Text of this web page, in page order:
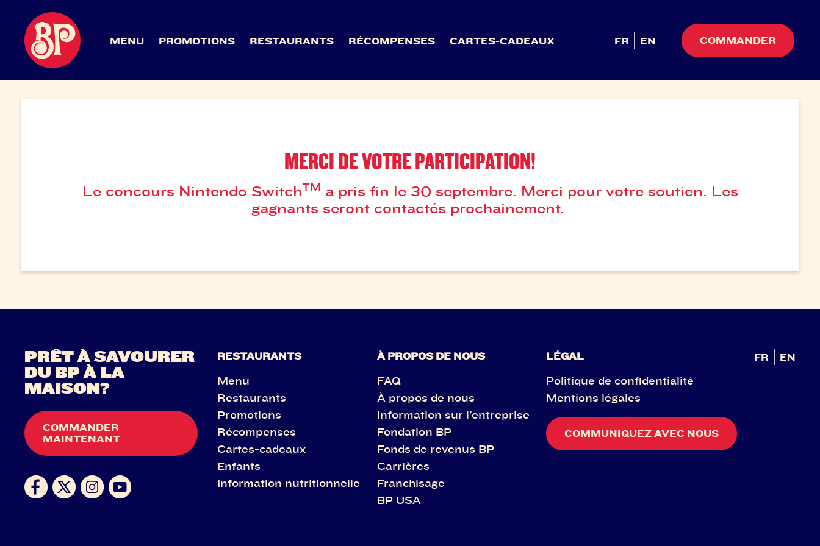
MENU PROMOTIONS RESTAURANTS RÉCOMPENSES CARTES-CADEAUX FR EN COMMANDER
MERCI DE VOTRE PARTICIPATION!
Le concours Nintendo SwitchTM a pris fin le 30 septembre. Merci pour votre soutien. Les
gagnants seront contactés prochainement.
PRÊT À SAVOURER
DU BP À LA
MAISON?
COMMANDER
MAINTENANT
RESTAURANTS
Menu
Restaurants
Promotions
Récompenses
Cartes-cadeaux
Enfants
Information nutritionnelle
À PROPOS DE NOUS
FAQ
À propos de nous
Information sur l'entreprise
Fondation BP
Fonds de revenus BP
Carrières
Franchisage
BP USA
LÉGAL
Politique de confidentialité
Mentions légales
COMMUNIQUEZ AVEC NOUS
FR EN